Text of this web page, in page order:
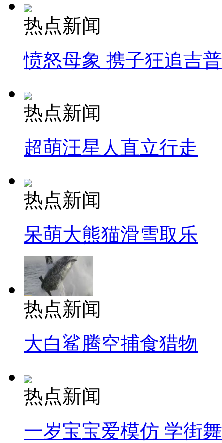
热点新闻
愤怒母象 携子狂追吉
热点新闻
超萌汪星人直立行走
热点新闻
呆萌大熊猫滑雪取乐
热点新闻
大白鲨腾空捕食猎物
热点新闻
一岁宝宝爱模仿 学街